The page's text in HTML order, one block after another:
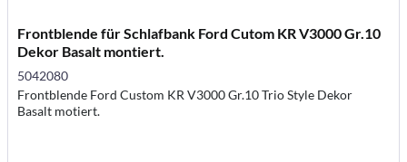
Frontblende für Schlafbank Ford Cutom KR V3000 Gr.10
Dekor Basalt montiert.
5042080
Frontblende Ford Custom KR V3000 Gr.10 Trio Style Dekor
Basalt motiert.